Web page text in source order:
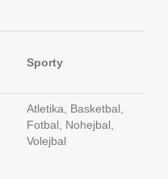
Sporty
Atletika, Basketbal,
Fotbal, Nohejbal,
Volejbal